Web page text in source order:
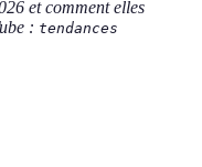
et comment elles
: tendances